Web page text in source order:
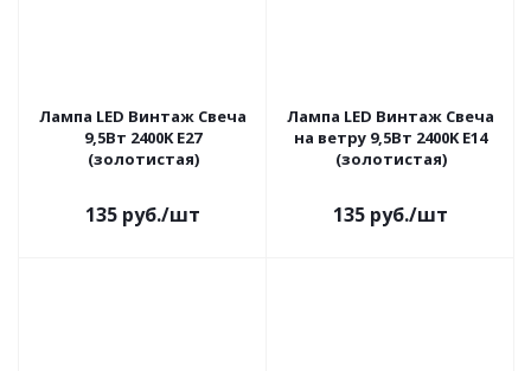
Лампа LED Винтаж Свеча
9,5Вт 2400K E27
(золотистая)
135 руб./шт
Лампа LED Винтаж Свеча
на ветру 9,5Вт 2400K E14
(золотистая)
135 руб./шт